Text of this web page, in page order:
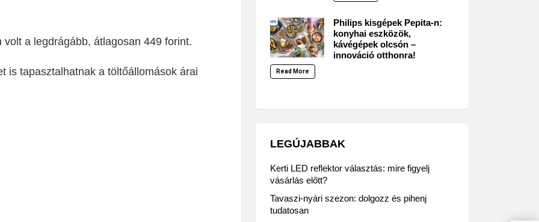
a legdrágább, átlagosan 449 forint.
is tapasztalhatnak a töltőállomások árai
Philips kisgépek Pepita-n:
konyhai eszközök,
kávégépek olcsón –
innováció otthonra!
Read More
LEGÚJABBAK
Kerti LED reflektor választás: mire figyelj
vásárlás előtt?
Tavaszi-nyári szezon: dolgozz és pihenj
tudatosan